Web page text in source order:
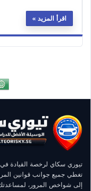
اقرأ المزيد
تيوري سكاي لرخصة القيادة
تغطي جميع جوانب قوانين
إلى شواخص المرور،